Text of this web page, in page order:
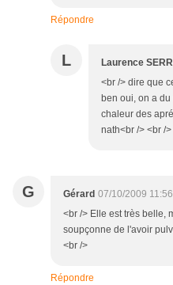
Répondre
L Laurence
<br /> dire que
ben oui, on a
chaleur des
nath<br /> <br /
G Gérard 07/10/2009 11:56
<br /> Elle est très belle,
soupçonne de l'avoir
<br />
Répondre